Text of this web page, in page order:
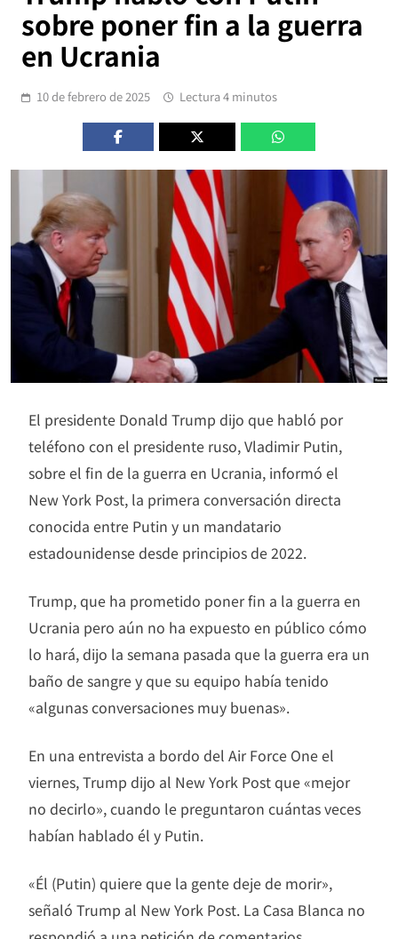
sobre poner fin a la guerra
en Ucrania
10 de febrero de 2025 Lectura 4 minutos
El presidente Donald Trump dijo que habló por
teléfono con el presidente ruso, Vladimir Putin,
sobre el fin de la guerra en Ucrania, informó el
New York Post, la primera conversación directa
conocida entre Putin y un mandatario
estadounidense desde principios de 2022.
Trump, que ha prometido poner fin a la guerra en
Ucrania pero aún no ha expuesto en público cómo
lo hará, dijo la semana pasada que la guerra era un
baño de sangre y que su equipo había tenido
«algunas conversaciones muy buenas».
En una entrevista a bordo del Air Force One el
viernes, Trump dijo al New York Post que «mejor
no decirlo», cuando le preguntaron cuántas veces
habían hablado él y Putin.
«Él (Putin) quiere que la gente deje de morir»,
señaló Trump al New York Post. La Casa Blanca no